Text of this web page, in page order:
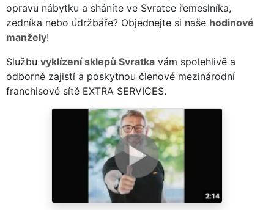
opravu nábytku a sháníte ve Svratce řemeslníka,
zedníka nebo údržbáře? Objednejte si naše hodinové
manžely!
Službu vyklízení sklepů Svratka vám spolehlivě a
odborně zajistí a poskytnou členové mezinárodní
franchisové sítě EXTRA SERVICES.